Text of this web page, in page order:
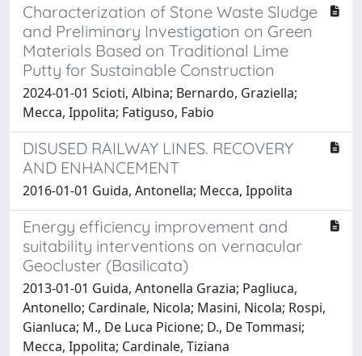
Characterization of Stone Waste Sludge
and Preliminary Investigation on Green
Materials Based on Traditional Lime
Putty for Sustainable Construction
2024-01-01 Scioti, Albina; Bernardo, Graziella;
Mecca, Ippolita; Fatiguso, Fabio
DISUSED RAILWAY LINES. RECOVERY
AND ENHANCEMENT
2016-01-01 Guida, Antonella; Mecca, Ippolita
Energy efficiency improvement and
suitability interventions on vernacular
Geocluster (Basilicata)
2013-01-01 Guida, Antonella Grazia; Pagliuca,
Antonello; Cardinale, Nicola; Masini, Nicola; Rospi,
Gianluca; M., De Luca Picione; D., De Tommasi;
Mecca, Ippolita; Cardinale, Tiziana